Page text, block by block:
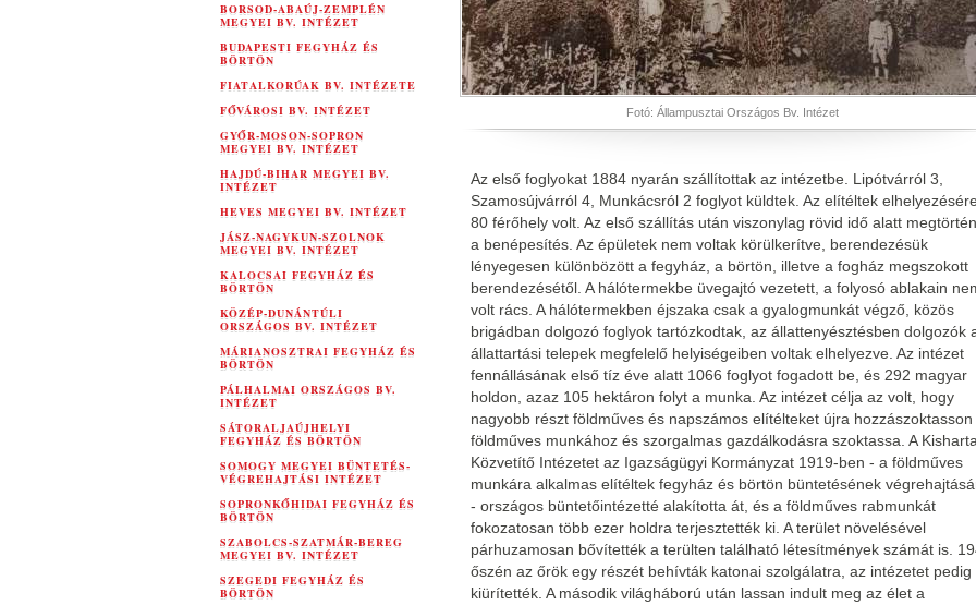
BORSOD-ABAÚJ-ZEMPLÉN
MEGYEI BV. INTÉZET
BUDAPESTI FEGYHÁZ ÉS
BÖRTÖN
FIATALKORÚAK BV. INTÉZETE
FŐVÁROSI BV. INTÉZET
GYŐR-MOSON-SOPRON
MEGYEI BV. INTÉZET
HAJDÚ-BIHAR MEGYEI BV.
INTÉZET
HEVES MEGYEI BV. INTÉZET
JÁSZ-NAGYKUN-SZOLNOK
MEGYEI BV. INTÉZET
KALOCSAI FEGYHÁZ ÉS
BÖRTÖN
KÖZÉP-DUNÁNTÚLI
ORSZÁGOS BV. INTÉZET
MÁRIANOSZTRAI FEGYHÁZ ÉS
BÖRTÖN
PÁLHALMAI ORSZÁGOS BV.
INTÉZET
SÁTORALJAÚJHELYI
FEGYHÁZ ÉS BÖRTÖN
SOMOGY MEGYEI BÜNTETÉS-
VÉGREHAJTÁSI INTÉZET
SOPRONKŐHIDAI FEGYHÁZ ÉS
BÖRTÖN
SZABOLCS-SZATMÁR-BEREG
MEGYEI BV. INTÉZET
SZEGEDI FEGYHÁZ ÉS
BÖRTÖN
Fotó: Állampusztai Országos Bv. Intézet
Az első foglyokat 1884 nyarán szállítottak az intézetbe. Lipótvárról 3,
Szamosújvárról 4, Munkácsról 2 foglyot küldtek. Az elítéltek
80 férőhely volt. Az első szállítás után viszonylag rövid idő alatt
a benépesítés. Az épületek nem voltak körülkerítve, berendezésük
lényegesen különbözött a fegyház, a börtön, illetve a fogház megszokott
berendezésétől. A hálótermekbe üvegajtó vezetett, a folyosó ablakain
volt rács. A hálótermekben éjszaka csak a gyalogmunkát végző, közös
brigádban dolgozó foglyok tartózkodtak, az állattenyésztésben dolgozók
állattartási telepek megfelelő helyiségeiben voltak elhelyezve. Az intézet
fennállásának első tíz éve alatt 1066 foglyot fogadott be, és 292 magyar
holdon, azaz 105 hektáron folyt a munka. Az intézet célja az volt, hogy
nagyobb részt földműves és napszámos elítélteket újra hozzászoktasson
földműves munkához és szorgalmas gazdálkodásra szoktassa. A
Közvetítő Intézetet az Igazságügyi Kormányzat 1919-ben - a földműves
munkára alkalmas elítéltek fegyház és börtön büntetésének
- országos büntetőintézetté alakította át, és a földműves rabmunkát
fokozatosan több ezer holdra terjesztették ki. A terület növelésével
párhuzamosan bővítették a terülten található létesítmények számát is.
őszén az őrök egy részét behívták katonai szolgálatra, az intézetet pedig
kiürítették. A második világháború után lassan indult meg az élet a